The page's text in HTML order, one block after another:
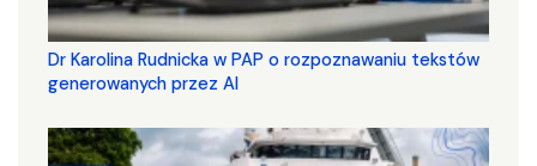
Dr Karolina Rudnicka w PAP o rozpoznawaniu tekstów
generowanych przez AI